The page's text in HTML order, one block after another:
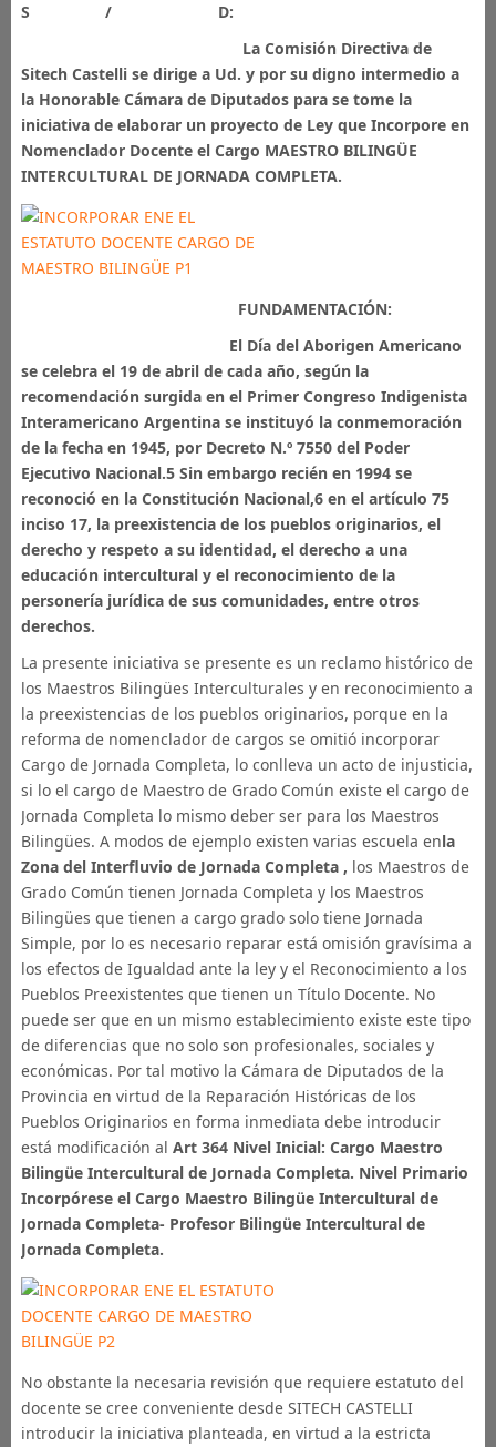
S / D:
La Comisión Directiva de
Sitech Castelli se dirige a Ud. y por su digno intermedio a
la Honorable Cámara de Diputados para se tome la
iniciativa de elaborar un proyecto de Ley que Incorpore en
Nomenclador Docente el Cargo MAESTRO BILINGÜE
INTERCULTURAL DE JORNADA COMPLETA.
FUNDAMENTACIÓN:
El Día del Aborigen Americano
se celebra el 19 de abril de cada año, según la
recomendación surgida en el Primer Congreso Indigenista
Interamericano Argentina se instituyó la conmemoración
de la fecha en 1945, por Decreto N.º 7550 del Poder
Ejecutivo Nacional.5 Sin embargo recién en 1994 se
reconoció en la Constitución Nacional,6 en el artículo 75
inciso 17, la preexistencia de los pueblos originarios, el
derecho y respeto a su identidad, el derecho a una
educación intercultural y el reconocimiento de la
personería jurídica de sus comunidades, entre otros
derechos.
La presente iniciativa se presente es un reclamo histórico de
los Maestros Bilingües Interculturales y en reconocimiento a
la preexistencias de los pueblos originarios, porque en la
reforma de nomenclador de cargos se omitió incorporar
Cargo de Jornada Completa, lo conlleva un acto de injusticia,
si lo el cargo de Maestro de Grado Común existe el cargo de
Jornada Completa lo mismo deber ser para los Maestros
Bilingües. A modos de ejemplo existen varias escuela enla
Zona del Interfluvio de Jornada Completa , los Maestros de
Grado Común tienen Jornada Completa y los Maestros
Bilingües que tienen a cargo grado solo tiene Jornada
Simple, por lo es necesario reparar está omisión gravísima a
los efectos de Igualdad ante la ley y el Reconocimiento a los
Pueblos Preexistentes que tienen un Título Docente. No
puede ser que en un mismo establecimiento existe este tipo
de diferencias que no solo son profesionales, sociales y
económicas. Por tal motivo la Cámara de Diputados de la
Provincia en virtud de la Reparación Históricas de los
Pueblos Originarios en forma inmediata debe introducir
está modificación al Art 364 Nivel Inicial: Cargo Maestro
Bilingüe Intercultural de Jornada Completa. Nivel Primario
Incorpórese el Cargo Maestro Bilingüe Intercultural de
Jornada Completa- Profesor Bilingüe Intercultural de
Jornada Completa.
No obstante la necesaria revisión que requiere estatuto del
docente se cree conveniente desde SITECH CASTELLI
introducir la iniciativa planteada, en virtud a la estricta